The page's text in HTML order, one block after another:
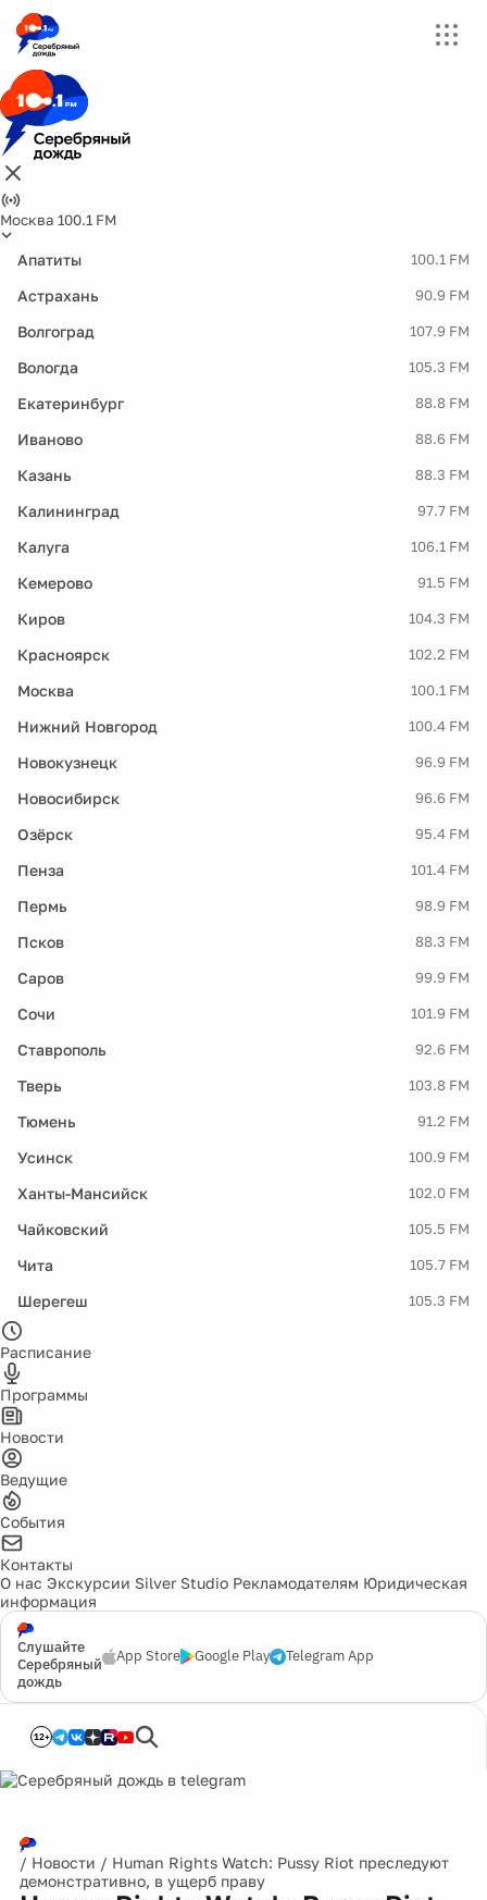
Москва 100.1 FM
Апатиты 100.1 FM
Астрахань 90.9 FM
Волгоград 107.9 FM
Вологда 105.3 FM
Екатеринбург 88.8 FM
Иваново 88.6 FM
Казань 88.3 FM
Калининград 97.7 FM
Калуга 106.1 FM
Кемерово 91.5 FM
Киров 104.3 FM
Красноярск 102.2 FM
Москва 100.1 FM
Нижний Новгород 100.4 FM
Новокузнецк 96.9 FM
Новосибирск 96.6 FM
Озёрск 95.4 FM
Пенза 101.4 FM
Пермь 98.9 FM
Псков 88.3 FM
Саров 99.9 FM
Сочи 101.9 FM
Ставрополь 92.6 FM
Тверь 103.8 FM
Тюмень 91.2 FM
Усинск 100.9 FM
Ханты-Мансийск 102.0 FM
Чайковский 105.5 FM
Чита 105.7 FM
Шерегеш 105.3 FM
Расписание
Программы
Новости
Ведущие
События
Контакты
О нас Экскурсии Silver Studio Рекламодателям Юридическая
информация
Слушайте
Серебряный
дождь
App Store Google Play Telegram App
12+
/ Новости / Human Rights Watch: Pussy Riot преследуют
демонстративно, в ущерб праву